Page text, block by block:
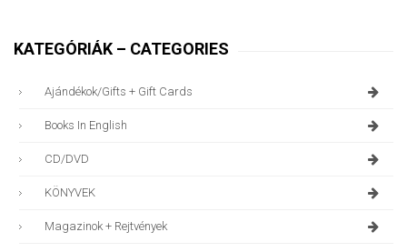
KATEGÓRIÁK – CATEGORIES
Ajándékok/gifts + Gift Cards
Books In English
CD/DVD
KÖNYVEK
Magazinok + Rejtvények